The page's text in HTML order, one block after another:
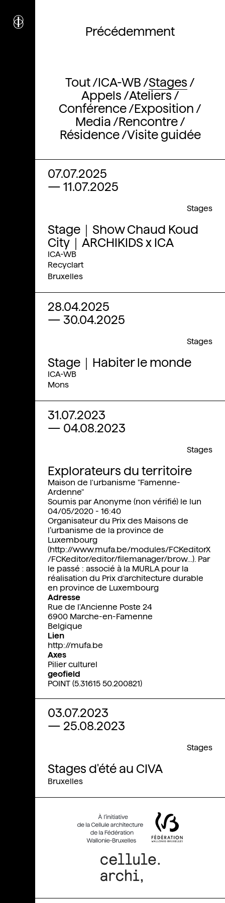
i c ulturel
rchitecture
Précédemment
Tout ICA-WB Stages
Appels Ateliers
Conférence Exposition
Media
Rencontre
Résidence Visite guidée
07.07.2025
— 11.07.2025
Stage｜Show Chaud Koud
City｜ARCHIKIDS x ICA
Stages
ICA-WB
Recyclart
Bruxelles
28.04.2025
— 30.04.2025
Stage｜Habiter le monde
Stages
ICA-WB
Mons
31.07.2023
— 04.08.2023
Explorateurs du territoire
Stages
Maison de l'urbanisme "Famenne-
Ardenne"
Soumis parAnonyme (non vérifié) le lun
04/05/2020 - 16:40
Organisateur du Prix des Maisons de
l’urbanisme de la province de
Luxembourg
(http://www.mufa.be/modules/FCKeditorX
/FCKeditor/editor/filemanager/brow…). Par
le passé : associé à la MURLA pour la
réalisation du Prix d'architecture durable
en province de Luxembourg
Adresse
Rue de l'Ancienne Poste 24
6900 Marche-en-Famenne
Belgique
Lien
http://mufa.be
Axes
Pilier culturel
geofield
POINT (5.31615 50.200821)
03.07.2023
— 25.08.2023
Stages d'été au CIVA
Stages
Bruxelles